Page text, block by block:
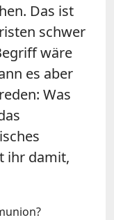
Das ist
schwer
wäre
es aber
Was
ihr damit,